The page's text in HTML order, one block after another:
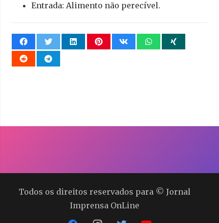
Entrada: Alimento não perecível.
Todos os direitos reservados para © Jornal
Imprensa OnLine